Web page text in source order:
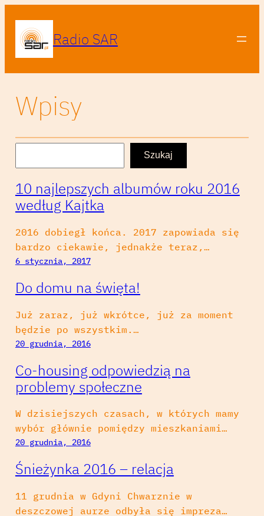
Radio SAR
Wpisy
k
a
Szukaj
10 najlepszych albumów roku 2016
według Kajtka
2016 dobiegł końca. 2017 zapowiada się
bardzo ciekawie, jednakże teraz,…
6 stycznia, 2017
Do domu na święta!
Już zaraz, już wkrótce, już za moment
będzie po wszystkim.…
20 grudnia, 2016
Co-housing odpowiedzią na
problemy społeczne
W dzisiejszych czasach, w których mamy
wybór głównie pomiędzy mieszkaniami…
20 grudnia, 2016
Śnieżynka 2016 – relacja
11 grudnia w Gdyni Chwarznie w
deszczowej aurze odbyła się impreza…